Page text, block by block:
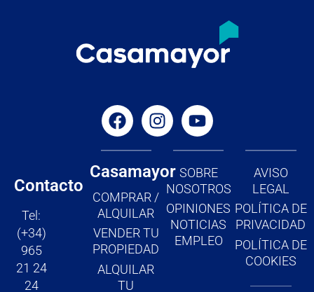
a
c
e
b
o
o
k
n
s
a
g
r
m
o
u
t
u
b
e
Contacto
Tel:
(+34)
965
21 24
24
Casamayor
COMPRAR /
ALQUILAR
VENDER TU
PROPIEDAD
ALQUILAR
TU
SOBRE
NOSOTROS
OPINIONES
NOTICIAS
EMPLEO
AVISO
LEGAL
POLÍTICA DE
PRIVACIDAD
POLÍTICA DE
COOKIES